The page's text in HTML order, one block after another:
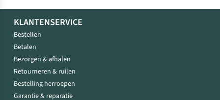
KLANTENSERVICE
Bestellen
Betalen
Bezorgen & afhalen
Retourneren & ruilen
Bestelling herroepen
Garantie & reparatie